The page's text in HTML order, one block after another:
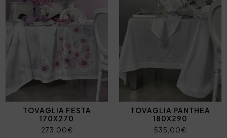
TOVAGLIA FESTA
170X270
273,00€
TOVAGLIA PANTHEA
180X290
535,00€